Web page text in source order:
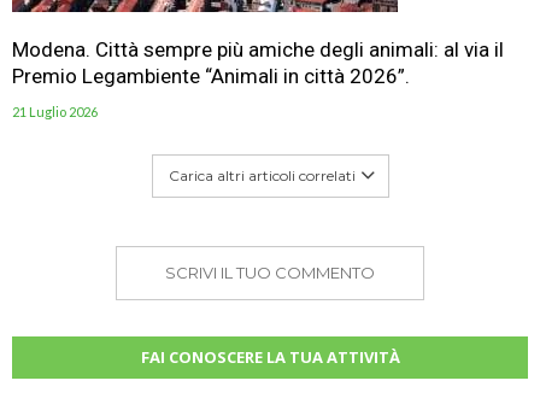
Modena. Città sempre più amiche degli animali: al via il
Premio Legambiente “Animali in città 2026”.
21 Luglio 2026
Carica altri articoli correlati
SCRIVI IL TUO COMMENTO
FAI CONOSCERE LA TUA ATTIVITÀ